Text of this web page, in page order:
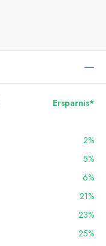
Ersparnis*
2%
5%
6%
21%
23%
25%